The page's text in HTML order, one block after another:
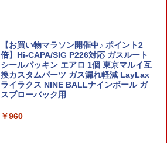
ELEKIT フォロ ダークエディション【M
R-9114R】 工作キット
￥4,180
鬼滅の刃 栗花落カナヲ 1/8 完成品フィギ
ュア[アルター]【送料無料】《発売済・
在庫品》
￥11,390
【お買い物マラソン開催中♪ ポイント2
倍】Hi-CAPA/SIG P226対応 ガスルート
シールパッキン エアロ 1個 東京マルイ互
換カスタムパーツ ガス漏れ軽減 LayLax
ライラクス NINE BALLナインボール ガ
スブローバック用
￥960